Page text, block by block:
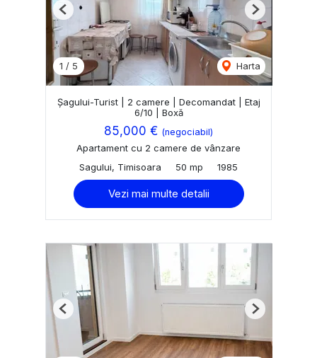
1 / 5 Harta
Previous Next
Șagului-Turist | 2 camere | Decomandat | Etaj
6/10 | Boxă
85,000 € (negociabil)
Apartament cu 2 camere de vânzare
Sagului, Timisoara
50 mp 1985
Vezi mai multe detalii
Previous Next